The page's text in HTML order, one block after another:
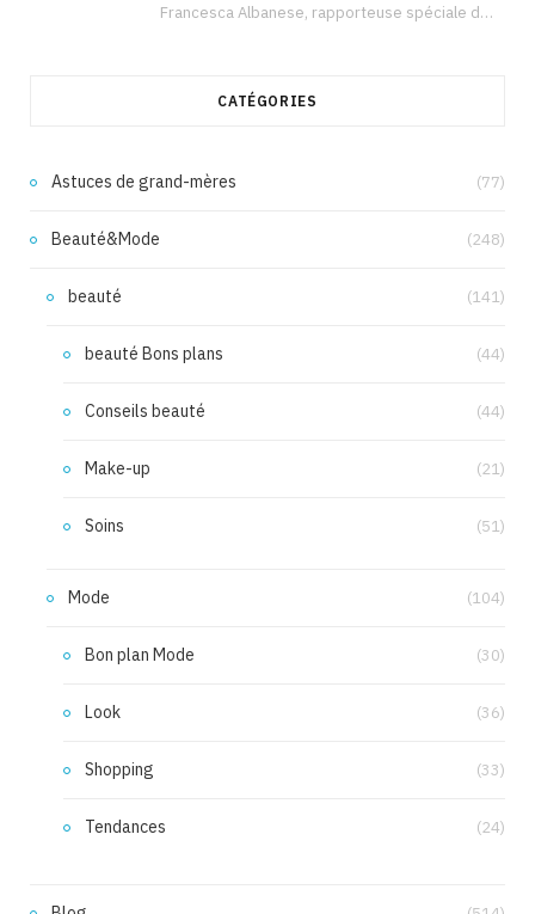
Francesca Albanese, rapporteuse spéciale de l’ONU sur les territoires palestiniens occupés, était à Tunis pour…
CATÉGORIES
Astuces de grand-mères (77)
Beauté&Mode (248)
beauté (141)
beauté Bons plans (44)
Conseils beauté (44)
Make-up (21)
Soins (51)
Mode (104)
Bon plan Mode (30)
Look (36)
Shopping (33)
Tendances (24)